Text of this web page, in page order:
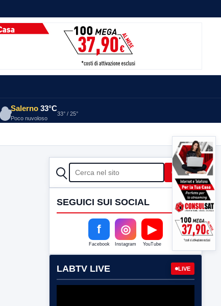
Salerno 33°C
Poco nuvoloso
33° / 25°
CERCA Cerca
SEGUICI SUI SOCIAL
f
Facebook
◎
Instagram
▶
YouTube
LABTV LIVE LIVE